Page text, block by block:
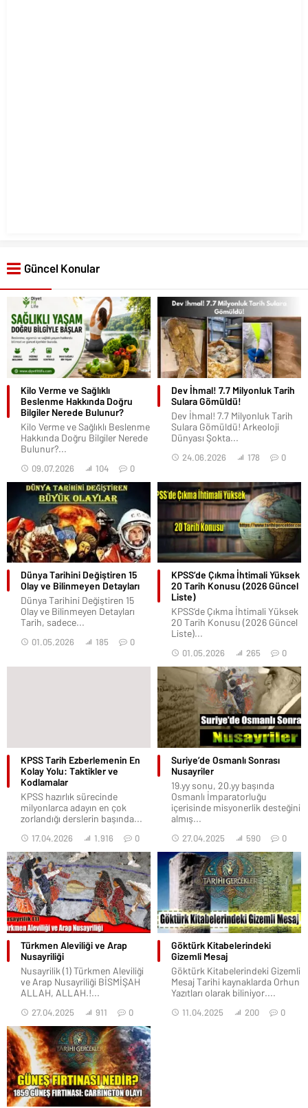
Güncel Konular
Kilo Verme ve Sağlıklı
Beslenme Hakkında Doğru
Bilgiler Nerede Bulunur?
Kilo Verme ve Sağlıklı Beslenme
Hakkında Doğru Bilgiler Nerede
Bulunur?...
09.07.2026 104 0
Dev İhmal! 7.7 Milyonluk Tarih
Sulara Gömüldü!
Dev İhmal! 7.7 Milyonluk Tarih
Sulara Gömüldü! Arkeoloji
Dünyası Şokta...
24.06.2026 178 0
Dünya Tarihini Değiştiren 15
Olay ve Bilinmeyen Detayları
Dünya Tarihini Değiştiren 15
Olay ve Bilinmeyen Detayları
Tarih, sadece...
01.05.2026 185 0
KPSS’de Çıkma İhtimali Yüksek
20 Tarih Konusu (2026 Güncel
Liste)
KPSS’de Çıkma İhtimali Yüksek
20 Tarih Konusu (2026 Güncel
Liste)...
01.05.2026 265 0
KPSS Tarih Ezberlemenin En
Kolay Yolu: Taktikler ve
Kodlamalar
KPSS hazırlık sürecinde
milyonlarca adayın en çok
zorlandığı derslerin başında...
17.04.2026 1.916 0
Suriye’de Osmanlı Sonrası
Nusayriler
19.yy sonu, 20.yy başında
Osmanlı İmparatorluğu
içerisinde misyonerlik desteğini
almış...
27.04.2025 590 0
Türkmen Aleviliği ve Arap
Nusayriliği
Nusayrilik (1) Türkmen Aleviliği
ve Arap Nusayriliği BİSMİŞAH
ALLAH, ALLAH.!...
27.04.2025 911 0
Göktürk Kitabelerindeki
Gizemli Mesaj
Göktürk Kitabelerindeki Gizemli
Mesaj Tarihi kaynaklarda Orhun
Yazıtları olarak biliniyor....
11.04.2025 200 0